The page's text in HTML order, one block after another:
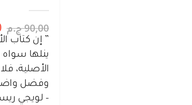
90,00ج.م
” إن كتاب
ينلها
الأصلية،
وفضل
– لويجي